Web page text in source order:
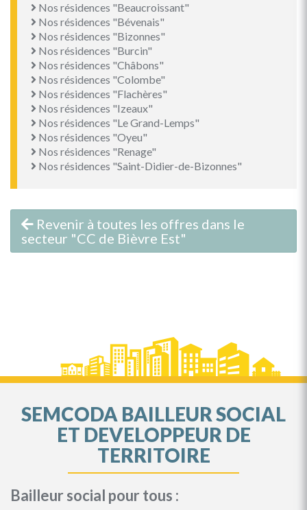
Nos résidences "Beaucroissant"
Nos résidences "Bévenais"
Nos résidences "Bizonnes"
Nos résidences "Burcin"
Nos résidences "Châbons"
Nos résidences "Colombe"
Nos résidences "Flachères"
Nos résidences "Izeaux"
Nos résidences "Le Grand-Lemps"
Nos résidences "Oyeu"
Nos résidences "Renage"
Nos résidences "Saint-Didier-de-Bizonnes"
Revenir à toutes les offres dans le
secteur "CC de Bièvre Est"
SEMCODA BAILLEUR SOCIAL
ET DEVELOPPEUR DE
TERRITOIRE
Bailleur social pour tous :